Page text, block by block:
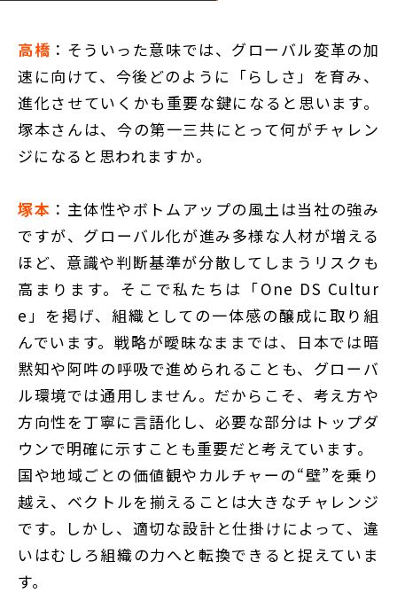
高橋 ：そういった意味では、グローバル変革の加
速に向けて、今後どのように「らしさ」を育み、
進化させていくかも重要な鍵になると思います。
塚本さんは、今の第一三共にとって何がチャレン
ジになると思われますか。
塚本 ：主体性やボトムアップの風土は当社の強み
ですが、グローバル化が進み多様な人材が増える
ほど、意識や判断基準が分散してしまうリスクも
高まります。そこで私たちは「One DS Cultur
e」を掲げ、組織としての一体感の醸成に取り組
んでいます。戦略が曖昧なままでは、日本では暗
黙知や阿吽の呼吸で進められることも、グローバ
ル環境では通用しません。だからこそ、考え方や
方向性を丁寧に言語化し、必要な部分はトップダ
ウンで明確に示すことも重要だと考えています。
国や地域ごとの価値観やカルチャーの“壁”を乗り
越え、ベクトルを揃えることは大きなチャレンジ
です。しかし、適切な設計と仕掛けによって、違
いはむしろ組織の力へと転換できると捉えていま
す。